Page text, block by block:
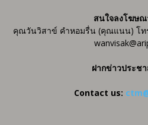
สนใจลงโฆษ
คุณวันวิสาข์ คำหอมรื่น (คุณแนน) โทร
ฝากข่าวประช
Contact us: